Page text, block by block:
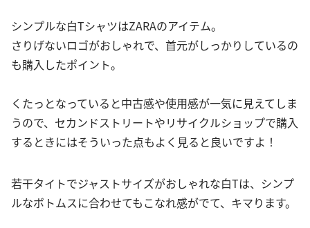
シンプルな白TシャツはZARAのアイテム。
さりげないロゴがおしゃれで、首元がしっかりしているの
も購入したポイント。
くたっとなっていると中古感や使用感が一気に見えてしま
うので、セカンドストリートやリサイクルショップで購入
するときにはそういった点もよく見ると良いですよ！
若干タイトでジャストサイズがおしゃれな白Tは、シンプ
ルなボトムスに合わせてもこなれ感がでて、キマります。